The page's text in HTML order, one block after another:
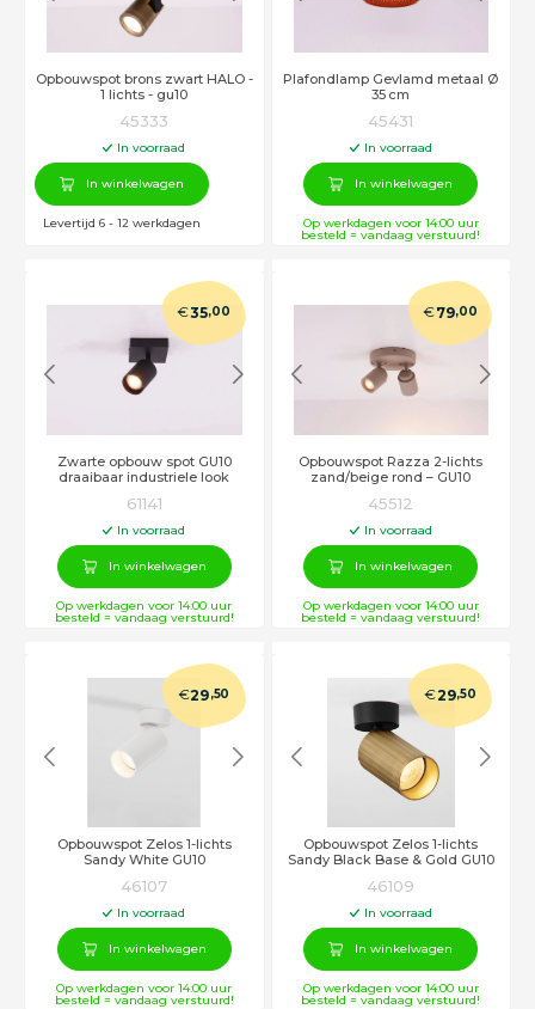
Opbouwspot brons zwart HALO -
1 lichts - gu10
45333
In voorraad
In winkelwagen
Levertijd 6 - 12 werkdagen
Plafondlamp Gevlamd metaal Ø
35 cm
45431
In voorraad
In winkelwagen
Op werkdagen voor 14:00 uur
besteld = vandaag verstuurd!
Zwarte opbouw spot GU10
draaibaar industriele look
€35,00
61141
In voorraad
In winkelwagen
Op werkdagen voor 14:00 uur
besteld = vandaag verstuurd!
Opbouwspot Razza 2-lichts
zand/beige rond – GU10
€79,00
45512
In voorraad
In winkelwagen
Op werkdagen voor 14:00 uur
besteld = vandaag verstuurd!
Opbouwspot Zelos 1-lichts
Sandy White GU10
€29,50
46107
In voorraad
In winkelwagen
Op werkdagen voor 14:00 uur
besteld = vandaag verstuurd!
Opbouwspot Zelos 1-lichts
Sandy Black Base & Gold GU10
€29,50
46109
In voorraad
In winkelwagen
Op werkdagen voor 14:00 uur
besteld = vandaag verstuurd!